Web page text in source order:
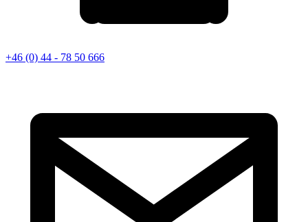
+46 (0) 44 - 78 50 666